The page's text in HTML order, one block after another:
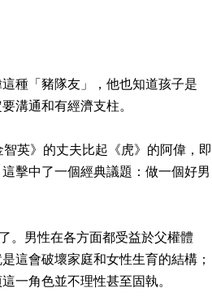
種「豬隊友」，他也知道孩子是
溝通和有經濟支柱。
英》的丈夫比起《虎》的阿偉，即
擊中了一個經典議題：做一個好男
。男性在各方面都受益於父權體
這會破壞家庭和女性生育的結構；
一角色並不理性甚至固執。